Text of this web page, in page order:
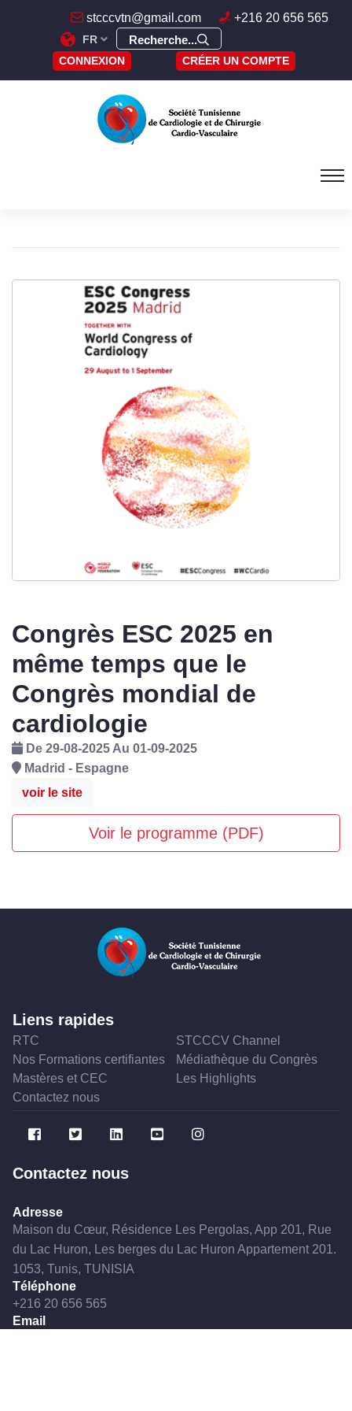
stcccvtn@gmail.com +216 20 656 565
FR Recherche...
CONNEXION CRÉER UN COMPTE
Congrès ESC 2025 en
même temps que le
Congrès mondial de
cardiologie
De 29-08-2025 Au 01-09-2025
Madrid - Espagne
voir le site
Voir le programme (PDF)
Liens rapides
RTC
STCCCV Channel
Nos Formations certifiantes
Médiathèque du Congrès
Mastères et CEC
Les Highlights
Contactez nous
Contactez nous
Adresse
Maison du Cœur, Résidence Les Pergolas, App 201, Rue
du Lac Huron, Les berges du Lac Huron Appartement 201.
1053, Tunis, TUNISIA
Téléphone
+216 20 656 565
Email